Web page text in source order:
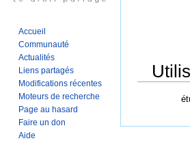
Accueil
Communauté
Actualités
Liens partagés
Modifications récentes
Moteurs de recherche
Page au hasard
Faire un don
Aide